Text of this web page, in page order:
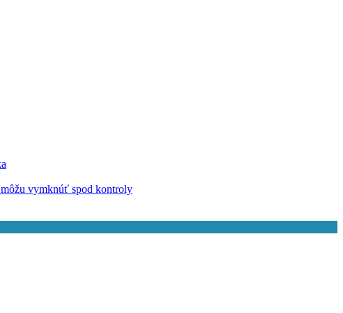
môžu vymknúť spod kontroly